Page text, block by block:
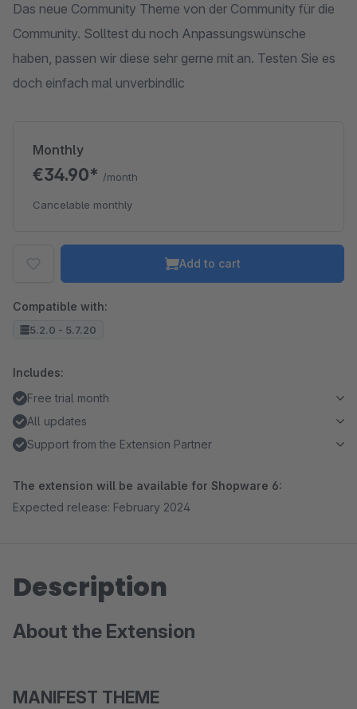
Das neue Community Theme von der Community für die
Community. Solltest du noch Anpassungswünsche
haben, passen wir diese sehr gerne mit an. Testen Sie es
doch einfach mal unverbindlic
Monthly
€34.90* /month
Cancelable monthly
Add to cart
Compatible with:
5.2.0 - 5.7.20
Includes:
Free trial month
All updates
Support from the Extension Partner
The extension will be available for Shopware 6:
Expected release: February 2024
Description
About the Extension
MANIFEST THEME